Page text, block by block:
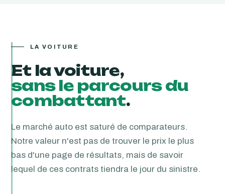
LA VOITURE
Et la voiture,
sans le parcours du
combattant.
Le marché auto est saturé de comparateurs.
Notre valeur n'est pas de trouver le prix le plus
bas d'une page de résultats, mais de savoir
lequel de ces contrats tiendra le jour du sinistre.